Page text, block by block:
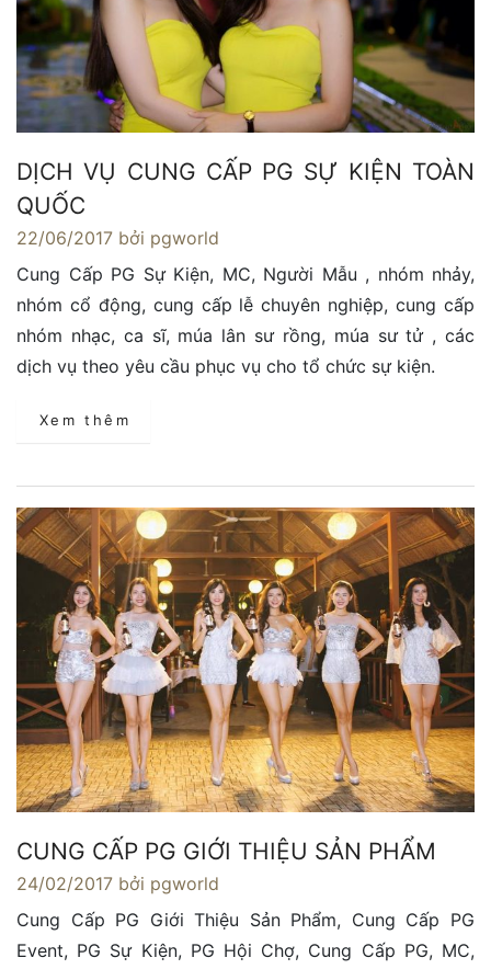
DỊCH VỤ CUNG CẤP PG SỰ KIỆN TOÀN
QUỐC
22/06/2017 bởi pgworld
Cung Cấp PG Sự Kiện, MC, Người Mẫu , nhóm nhảy,
nhóm cổ động, cung cấp lễ chuyên nghiệp, cung cấp
nhóm nhạc, ca sĩ, múa lân sư rồng, múa sư tử , các
dịch vụ theo yêu cầu phục vụ cho tổ chức sự kiện.
Xem thêm
CUNG CẤP PG GIỚI THIỆU SẢN PHẨM
24/02/2017 bởi pgworld
Cung Cấp PG Giới Thiệu Sản Phẩm, Cung Cấp PG
Event, PG Sự Kiện, PG Hội Chợ, Cung Cấp PG, MC,